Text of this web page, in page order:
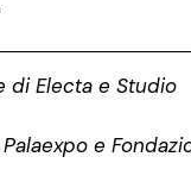
di Electa e Studio
e